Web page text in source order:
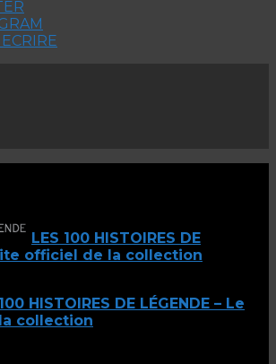
LES 100 HISTOIRES DE
site officiel de la collection
HISTOIRES DE LÉGENDE – Le
collection